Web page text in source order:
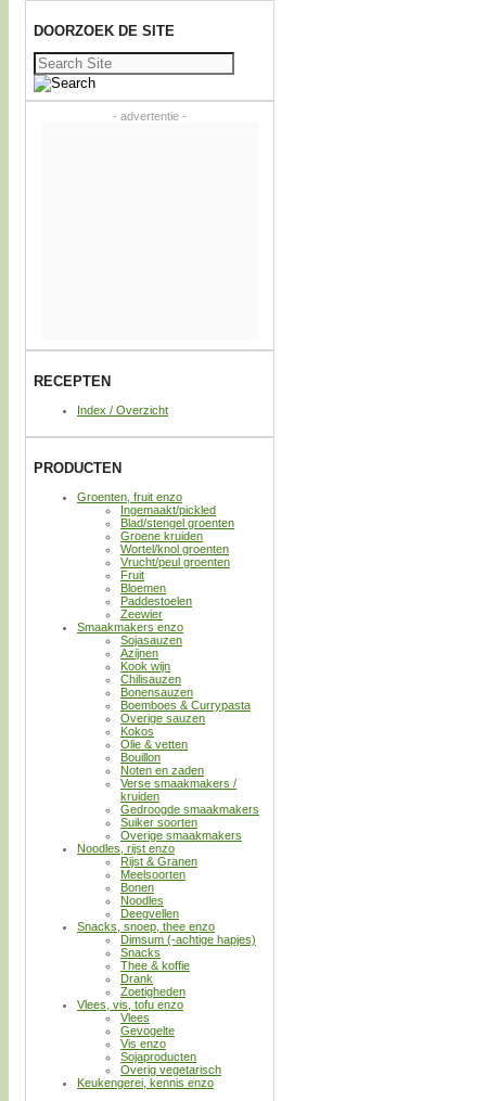
DOORZOEK DE SITE
Zoeken
naar:
- advertentie -
RECEPTEN
Index / Overzicht
PRODUCTEN
Groenten, fruit enzo
Ingemaakt/pickled
Blad/stengel groenten
Groene kruiden
Wortel/knol groenten
Vrucht/peul groenten
Fruit
Bloemen
Paddestoelen
Zeewier
Smaakmakers enzo
Sojasauzen
Azijnen
Kook wijn
Chilisauzen
Bonensauzen
Boemboes & Currypasta
Overige sauzen
Kokos
Olie & vetten
Bouillon
Noten en zaden
Verse smaakmakers /
kruiden
Gedroogde smaakmakers
Suiker soorten
Overige smaakmakers
Noodles, rijst enzo
Rijst & Granen
Meelsoorten
Bonen
Noodles
Deegvellen
Snacks, snoep, thee enzo
Dimsum (-achtige hapjes)
Snacks
Thee & koffie
Drank
Zoetigheden
Vlees, vis, tofu enzo
Vlees
Gevogelte
Vis enzo
Sojaproducten
Overig vegetarisch
Keukengerei, kennis enzo